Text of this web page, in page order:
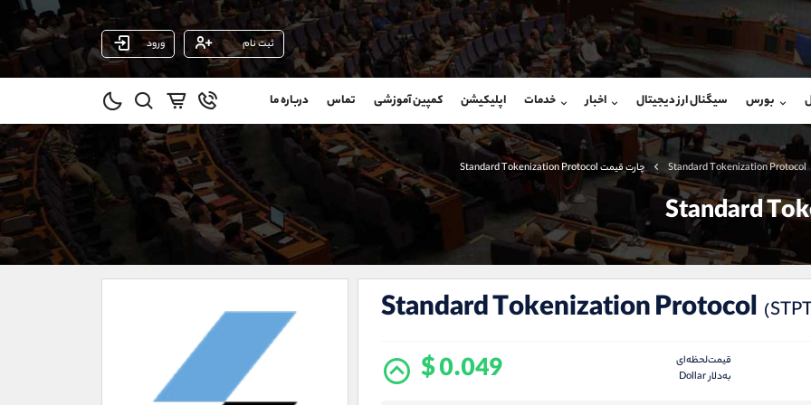
ثبت نام ورود
بورس سیگنال ارز دیجیتال اخبار خدمات اپلیکیشن کمپین آموزشی تماس درباره ما
Standard Tokenization Protocol چارت قیمت Standard Tokenization Protocol
Standard Tokenization Protocol
قیمت‌لحظه‌ای
به‌دلار Dollar
$ 0.049
شروع گفتگو
@Armteam_admin_por
107
شروع گفتگو
@Armteam_admin_104
داخلی 104
(یوسف فرخنده)
09194198792
واتساپ شروع گفتگو
تلگرام @Armteam_admin_33
021-22021030
021-22021040
@alireza.mehrabii
@alirezamehrabi_com
@alirezamehrabi_official